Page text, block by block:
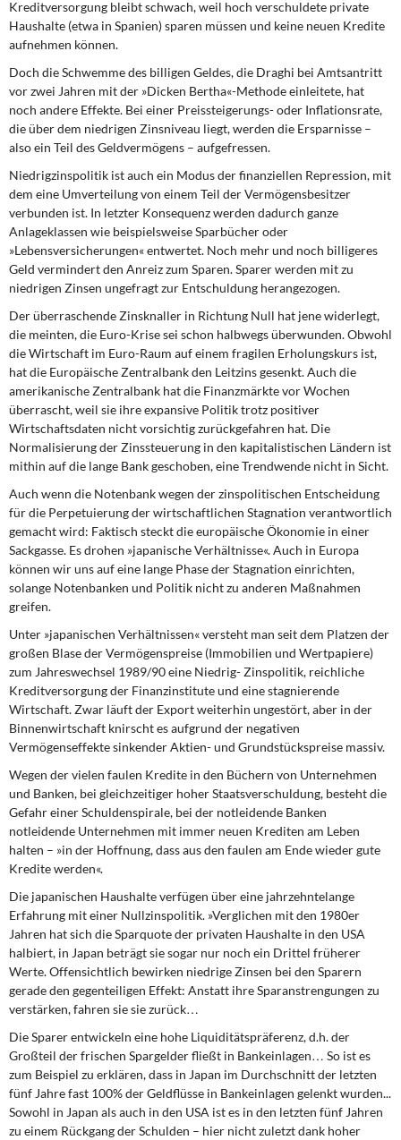
Kreditversorgung bleibt schwach, weil hoch verschuldete private
Haushalte (etwa in Spanien) sparen müssen und keine neuen Kredite
aufnehmen können.
Doch die Schwemme des billigen Geldes, die Draghi bei Amtsantritt
vor zwei Jahren mit der »Dicken Bertha«-Methode einleitete, hat
noch andere Effekte. Bei einer Preissteigerungs- oder Inflationsrate,
die über dem niedrigen Zinsniveau liegt, werden die Ersparnisse –
also ein Teil des Geldvermögens – aufgefressen.
Niedrigzinspolitik ist auch ein Modus der finanziellen Repression, mit
dem eine Umverteilung von einem Teil der Vermögensbesitzer
verbunden ist. In letzter Konsequenz werden dadurch ganze
Anlageklassen wie beispielsweise Sparbücher oder
»Lebensversicherungen« entwertet. Noch mehr und noch billigeres
Geld vermindert den Anreiz zum Sparen. Sparer werden mit zu
niedrigen Zinsen ungefragt zur Entschuldung herangezogen.
Der überraschende Zinsknaller in Richtung Null hat jene widerlegt,
die meinten, die Euro-Krise sei schon halbwegs überwunden. Obwohl
die Wirtschaft im Euro-Raum auf einem fragilen Erholungskurs ist,
hat die Europäische Zentralbank den Leitzins gesenkt. Auch die
amerikanische Zentralbank hat die Finanzmärkte vor Wochen
überrascht, weil sie ihre expansive Politik trotz positiver
Wirtschaftsdaten nicht vorsichtig zurückgefahren hat. Die
Normalisierung der Zinssteuerung in den kapitalistischen Ländern ist
mithin auf die lange Bank geschoben, eine Trendwende nicht in Sicht.
Auch wenn die Notenbank wegen der zinspolitischen Entscheidung
für die Perpetuierung der wirtschaftlichen Stagnation verantwortlich
gemacht wird: Faktisch steckt die europäische Ökonomie in einer
Sackgasse. Es drohen »japanische Verhältnisse«. Auch in Europa
können wir uns auf eine lange Phase der Stagnation einrichten,
solange Notenbanken und Politik nicht zu anderen Maßnahmen
greifen.
Unter »japanischen Verhältnissen« versteht man seit dem Platzen der
großen Blase der Vermögenspreise (Immobilien und Wertpapiere)
zum Jahreswechsel 1989/90 eine Niedrig- Zinspolitik, reichliche
Kreditversorgung der Finanzinstitute und eine stagnierende
Wirtschaft. Zwar läuft der Export weiterhin ungestört, aber in der
Binnenwirtschaft knirscht es aufgrund der negativen
Vermögenseffekte sinkender Aktien- und Grundstückspreise massiv.
Wegen der vielen faulen Kredite in den Büchern von Unternehmen
und Banken, bei gleichzeitiger hoher Staatsverschuldung, besteht die
Gefahr einer Schuldenspirale, bei der notleidende Banken
notleidende Unternehmen mit immer neuen Krediten am Leben
halten – »in der Hoffnung, dass aus den faulen am Ende wieder gute
Kredite werden«.
Die japanischen Haushalte verfügen über eine jahrzehntelange
Erfahrung mit einer Nullzinspolitik. »Verglichen mit den 1980er
Jahren hat sich die Sparquote der privaten Haushalte in den USA
halbiert, in Japan beträgt sie sogar nur noch ein Drittel früherer
Werte. Offensichtlich bewirken niedrige Zinsen bei den Sparern
gerade den gegenteiligen Effekt: Anstatt ihre Sparanstrengungen zu
verstärken, fahren sie sie zurück…
Die Sparer entwickeln eine hohe Liquiditätspräferenz, d.h. der
Großteil der frischen Spargelder fließt in Bankeinlagen… So ist es
zum Beispiel zu erklären, dass in Japan im Durchschnitt der letzten
fünf Jahre fast 100% der Geldflüsse in Bankeinlagen gelenkt wurden...
Sowohl in Japan als auch in den USA ist es in den letzten fünf Jahren
zu einem Rückgang der Schulden – hier nicht zuletzt dank hoher